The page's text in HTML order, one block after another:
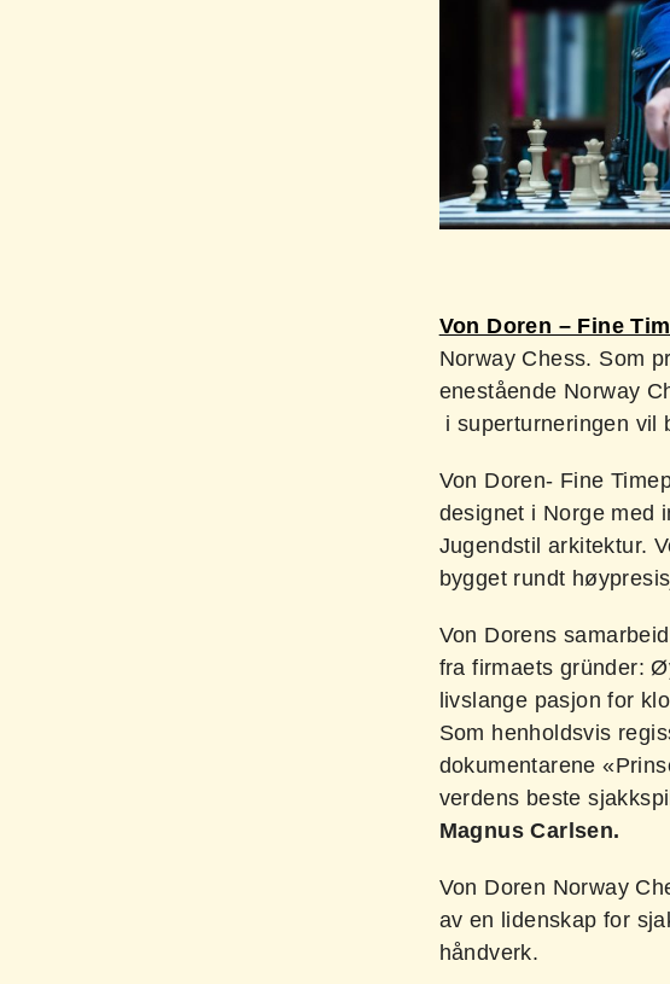
Von Doren – Fine
Norway Chess. Som
enestående Norway
i superturneringen vil
Von Doren- Fine
designet i Norge med
Jugendstil arkitektur.
bygget rundt
Von Dorens
fra firmaets gründer:
livslange pasjon for
Som henholdsvis
dokumentarene
verdens beste
Magnus Carlsen.
Von Doren Norway
av en lidenskap for
håndverk.